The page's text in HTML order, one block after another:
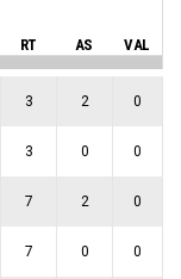
RT AS VAL
3 2 0
3 0 0
7 2 0
7 0 0